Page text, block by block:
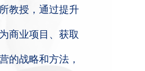
教授，通过提升
商业项目、获取
的战略和方法，